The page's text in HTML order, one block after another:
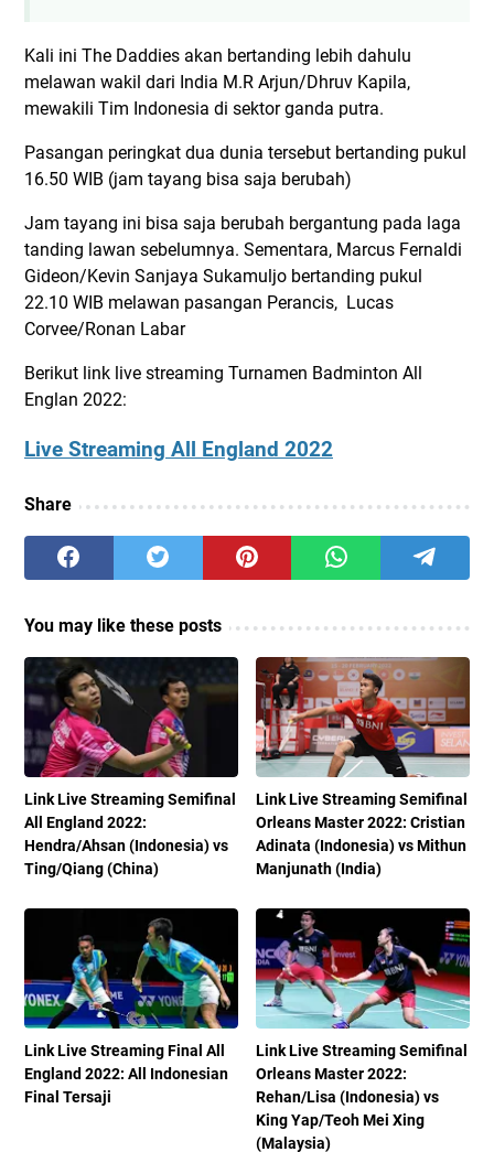
Kali ini The Daddies akan bertanding lebih dahulu
melawan wakil dari India M.R Arjun/Dhruv Kapila,
mewakili Tim Indonesia di sektor ganda putra.
Pasangan peringkat dua dunia tersebut bertanding pukul
16.50 WIB (jam tayang bisa saja berubah)
Jam tayang ini bisa saja berubah bergantung pada laga
tanding lawan sebelumnya. Sementara, Marcus Fernaldi
Gideon/Kevin Sanjaya Sukamuljo bertanding pukul
22.10 WIB melawan pasangan Perancis, Lucas
Corvee/Ronan Labar
Berikut link live streaming Turnamen Badminton All
Englan 2022:
Live Streaming All England 2022
Share
You may like these posts
Link Live Streaming Semifinal
All England 2022:
Hendra/Ahsan (Indonesia) vs
Ting/Qiang (China)
Link Live Streaming Semifinal
Orleans Master 2022: Cristian
Adinata (Indonesia) vs Mithun
Manjunath (India)
Link Live Streaming Final All
England 2022: All Indonesian
Final Tersaji
Link Live Streaming Semifinal
Orleans Master 2022:
Rehan/Lisa (Indonesia) vs
King Yap/Teoh Mei Xing
(Malaysia)